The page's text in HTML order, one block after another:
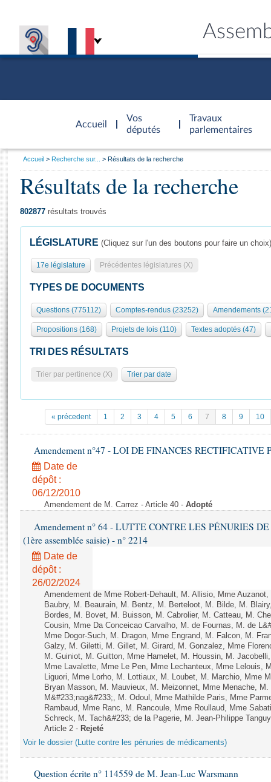
Accueil
d'accueil
Vos
députés
Travaux
parlementaires
Présidence
577 députés
Groupes politiques
Séance publique
Commissions et autres organes
Europe et International
Pétitions
Projets de loi
Propositions de loi
Amendements
Textes adoptés
Rapports d'information
Rapports d'enquête
Rapports législatifs
Rapports sur l'application des lois
Baromètre de l’application des lois
Dossiers législatifs
Budget et sécurité sociale
Questions écrites et orales
Comptes rendus des débats
Général
Rôle et pouvoirs de l'Assemblée
Organisation de l'Assemblée
Présidence Conférence des Présidents Bureau Collège des
Statistiques et chiffres clés
Documents de référence
( Constitution | Règlement de l'Assemblée ... )
Histoire
Juniors
Anciennes législatures
Liens vers les sites publics
Visiter l'Assemblée
Visite virtuelle du palais Bourbon
Assister à une séance
La Bibliothèque
Contacts et plan d'accès
Photos libres de droit
Vous
Accueil Recherche sur... Résultats de la recherche
Résultats de la recherche
802877 résultats trouvés
LÉGISLATURE (Cliquez sur l'un des boutons pour faire un choix)
17e législature Précédentes législatures (X)
TYPES DE DOCUMENTS
Questions (775112) Comptes-rendus (23252) Amendements
Propositions (168) Projets de lois (110) Textes adoptés (47)
TRI DES RÉSULTATS
Trier par pertinence (X) Trier par date
« précedent 1 2 3 4 5 6 7 8 9 10
Amendement n°47 - LOI DE FINANCES RECTIFICATIVE
Date de
dépôt :
06/12/2010
Amendement de M. Carrez - Article 40 - Adopté
Amendement n° 64 - LUTTE CONTRE LES PÉNURIES
(1ère assemblée saisie) - n° 2214
Date de
dépôt :
26/02/2024
Amendement de Mme Robert-Dehault, M. Allisio, Mme
Baubry, M. Beaurain, M. Bentz, M. Berteloot, M. Bilde, M.
Bordes, M. Bovet, M. Buisson, M. Cabrolier, M. Catteau, M.
Cousin, Mme Da Conceicao Carvalho, M. de Fournas, M. de
Mme Dogor-Such, M. Dragon, Mme Engrand, M. Falcon, M.
Galzy, M. Giletti, M. Gillet, M. Girard, M. Gonzalez, Mme
M. Guiniot, M. Guitton, Mme Hamelet, M. Houssin, M.
Mme Lavalette, Mme Le Pen, Mme Lechanteux, Mme Lelouis,
Liguori, Mme Lorho, M. Lottiaux, M. Loubet, M. Marchio, Mme
Bryan Masson, M. Mauvieux, M. Meizonnet, Mme Menache,
M&#233;nag&#233;, M. Odoul, Mme Mathilde Paris, Mme
Rambaud, Mme Ranc, M. Rancoule, Mme Roullaud, Mme
Schreck, M. Tach&#233; de la Pagerie, M. Jean-Philippe
Article 2 - Rejeté
Voir le dossier (Lutte contre les pénuries de médicaments)
Question écrite n° 114559 de M. Jean-Luc Warsmann